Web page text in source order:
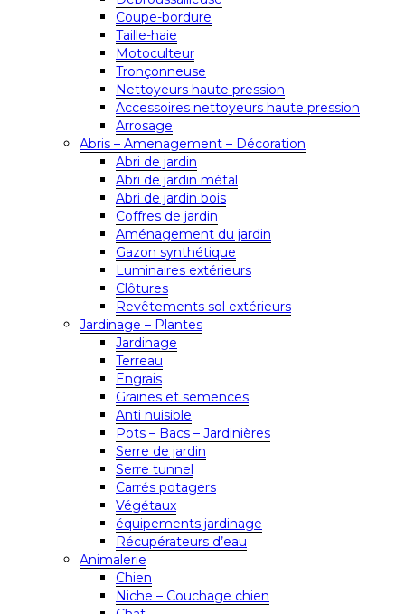
Coupe-bordure
Taille-haie
Motoculteur
Tronçonneuse
Nettoyeurs haute pression
Accessoires nettoyeurs haute pression
Arrosage
Abris – Amenagement – Décoration
Abri de jardin
Abri de jardin métal
Abri de jardin bois
Coffres de jardin
Aménagement du jardin
Gazon synthétique
Luminaires extérieurs
Clôtures
Revêtements sol extérieurs
Jardinage – Plantes
Jardinage
Terreau
Engrais
Graines et semences
Anti nuisible
Pots – Bacs – Jardinières
Serre de jardin
Serre tunnel
Carrés potagers
Végétaux
équipements jardinage
Récupérateurs d’eau
Animalerie
Chien
Niche – Couchage chien